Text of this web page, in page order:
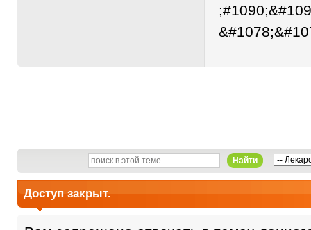
Найти
Доступ закрыт.